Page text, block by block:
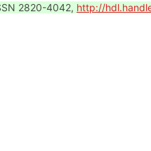
2820-4042, http://